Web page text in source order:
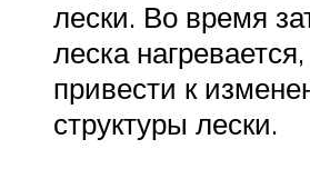
лески. Во время
леска
привести к
структуры лески.